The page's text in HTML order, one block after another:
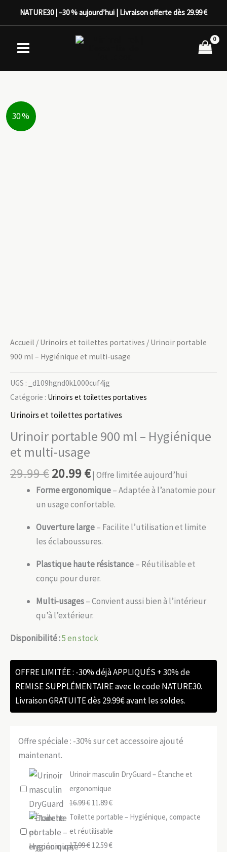
NATURE30 | –30 % aujourd’hui | Livraison offerte dès 29.99 €
30 %
Accueil / Urinoirs et toilettes portatives / Urinoir portable
900 ml – Hygiénique et multi-usage
UGS :
_d109hgnd0k1000cuf4jg
Catégorie : Urinoirs et toilettes portatives
Urinoirs et toilettes portatives
Urinoir portable 900 ml – Hygiénique
et multi-usage
29.99€20.99€| Offre limitée aujourd’hui
Forme ergonomique– Adaptée à l’anatomie pour
un usage confortable.
Ouverture large– Facilite l’utilisation et limite
les éclaboussures.
Plastique haute résistance– Réutilisable et
conçu pour durer.
Multi-usages– Convient aussi bien à l’intérieur
qu’à l’extérieur.
Disponibilité :5 en stock
OFFRE LIMITÉE : -30% déjà APPLIQUÉS + 30% de
REMISE SUPPLÉMENTAIRE avec le code NATURE30.
Livraison GRATUITE dès 29.99€ avant les soldes.
Offre spéciale : -30% sur cet accessoire ajouté
maintenant.
Urinoir masculin DryGuard – Étanche et
ergonomique
16.99€ Le
prix
initial
était :
11.89€Le
prix
actuel
est :
Toilette portable – Hygiénique, compacte
et réutilisable
17.99€ Le
12.59€Le